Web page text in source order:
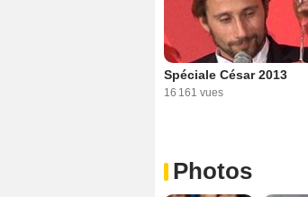
Spéciale César 2013
16 161 vues
Photos